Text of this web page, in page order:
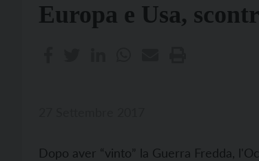
Europa e Usa,
Dopo aver “vinto” la Guerra Fredda,